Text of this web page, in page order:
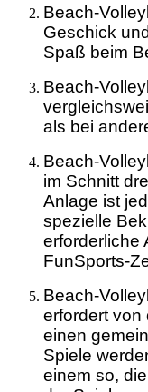
Beach-
Geschick
Spaß beim
Beach-
als bei
Beach-
im Schnitt
Anlage ist
spezielle
erforderliche
FunSports-
Beach-
erfordert von
einen
Spiele
einem so,